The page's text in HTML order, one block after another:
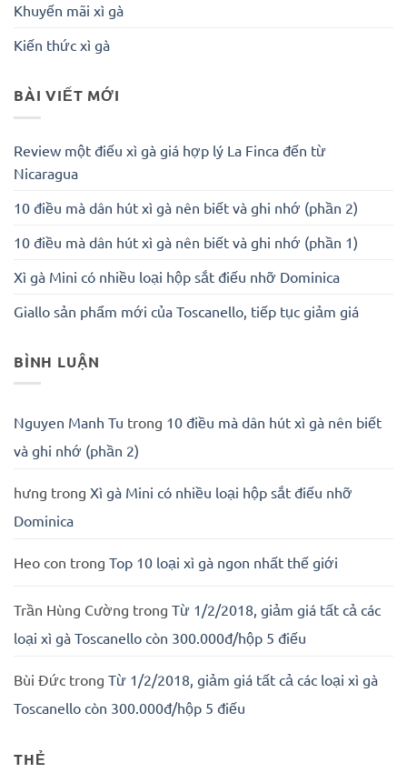
Khuyến mãi xì gà
Kiến thức xì gà
BÀI VIẾT MỚI
Review một điếu xì gà giá hợp lý La Finca đến từ
Nicaragua
10 điều mà dân hút xì gà nên biết và ghi nhớ (phần 2)
10 điều mà dân hút xì gà nên biết và ghi nhớ (phần 1)
Xì gà Mini có nhiều loại hộp sắt điếu nhỡ Dominica
Giallo sản phẩm mới của Toscanello, tiếp tục giảm giá
BÌNH LUẬN
Nguyen Manh Tu trong 10 điều mà dân hút xì gà nên biết
và ghi nhớ (phần 2)
hưng trong Xì gà Mini có nhiều loại hộp sắt điếu nhỡ
Dominica
Heo con trong Top 10 loại xì gà ngon nhất thế giới
Trần Hùng Cường trong Từ 1/2/2018, giảm giá tất cả các
loại xì gà Toscanello còn 300.000đ/hộp 5 điếu
Bùi Đức trong Từ 1/2/2018, giảm giá tất cả các loại xì gà
Toscanello còn 300.000đ/hộp 5 điếu
THẺ